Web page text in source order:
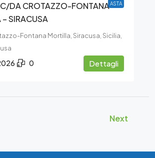
ASTA
C/DA CROTAZZO-FONTANA
SIRACUSA
Fontana Mortilla, Siracusa, Sicilia,
0 Dettagli
Next